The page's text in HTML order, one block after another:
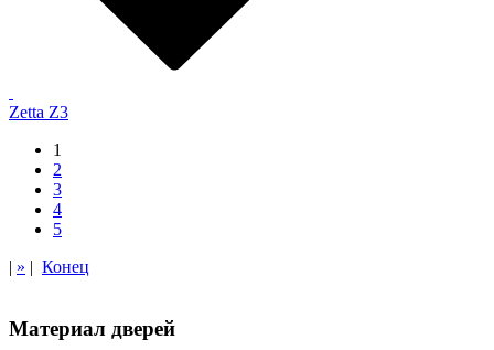
Zetta Z3
1
2
3
4
5
| » | Конец
Материал дверей